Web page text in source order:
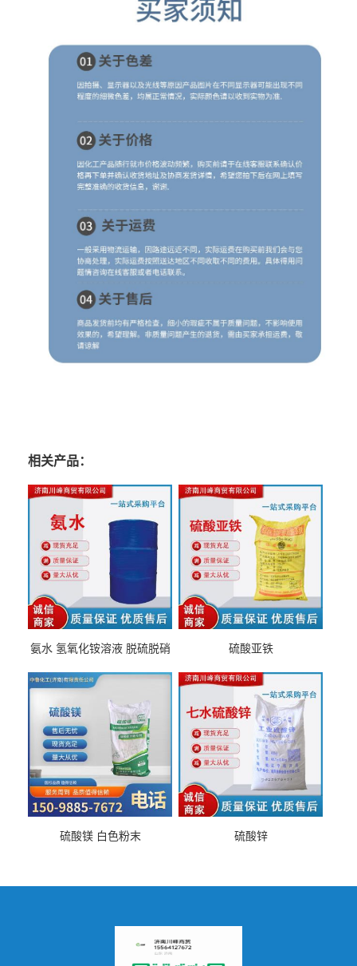
相关产品：
氨水 氢氧化铵溶液 脱硫脱硝 硫酸亚铁
硫酸镁 白色粉末 硫酸锌